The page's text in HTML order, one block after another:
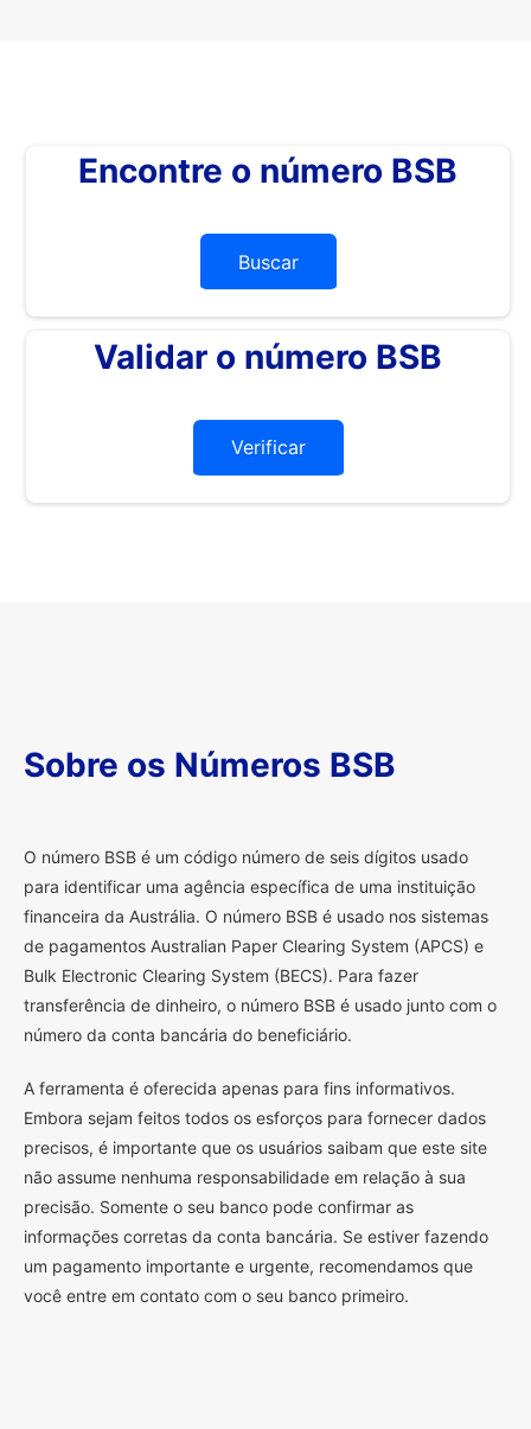
Encontre o número BSB
Buscar
Validar o número BSB
Verificar
Sobre os Números BSB
O número BSB é um código número de seis dígitos usado
para identificar uma agência específica de uma instituição
financeira da Austrália. O número BSB é usado nos sistemas
de pagamentos Australian Paper Clearing System (APCS) e
Bulk Electronic Clearing System (BECS). Para fazer
transferência de dinheiro, o número BSB é usado junto com o
número da conta bancária do beneficiário.
A ferramenta é oferecida apenas para fins informativos.
Embora sejam feitos todos os esforços para fornecer dados
precisos, é importante que os usuários saibam que este site
não assume nenhuma responsabilidade em relação à sua
precisão. Somente o seu banco pode confirmar as
informações corretas da conta bancária. Se estiver fazendo
um pagamento importante e urgente, recomendamos que
você entre em contato com o seu banco primeiro.